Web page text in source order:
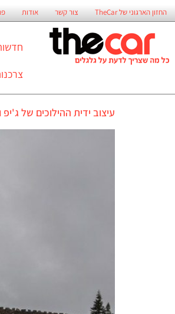
החזון הארגוני של TheCar צור קשר אודות
עיצוב ידית ההילוכים של ג'יפ